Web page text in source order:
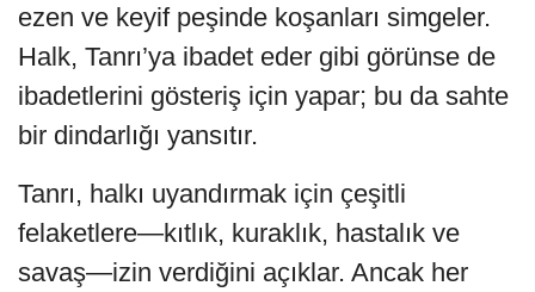
ezen ve keyif peşinde koşanları simgeler.
Halk, Tanrı’ya ibadet eder gibi görünse de
ibadetlerini gösteriş için yapar; bu da sahte
bir dindarlığı yansıtır.
Tanrı, halkı uyandırmak için çeşitli
felaketlere—kıtlık, kuraklık, hastalık ve
savaş—izin verdiğini açıklar. Ancak her